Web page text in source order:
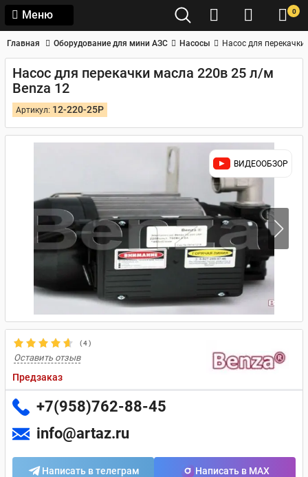
Меню 0
Главная Оборудование для мини АЗС Насосы Насос для
Насос для перекачки масла 220в 25 л/м
Benza 12
Артикул: 12-220-25Р
ВИДЕООБЗОР
(4)
Оставить отзыв
Предзаказ
+7(958)762-88-45
info@artaz.ru
Написать в телеграм Написать в MAX